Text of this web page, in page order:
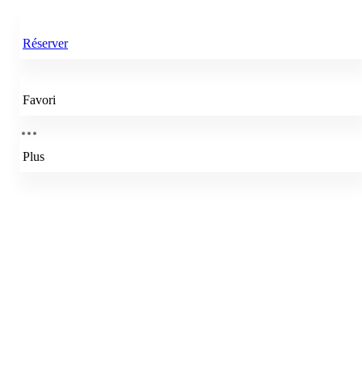
Réserver
Favori
Plus